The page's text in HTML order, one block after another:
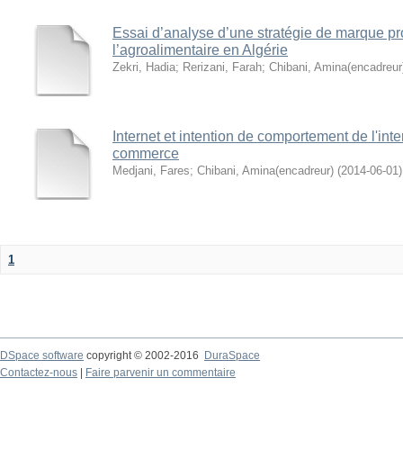
Essai d’analyse d’une stratégie de marque
l’agroalimentaire en Algérie
Zekri, Hadia; Rerizani, Farah; Chibani,
Internet et intention de comportement de
commerce
Medjani, Fares; Chibani, Amina(encadreur) (2014-06-01)
1
DSpace software copyright © 2002-2016
DuraSpace
Contactez-nous
Faire parvenir un commentaire